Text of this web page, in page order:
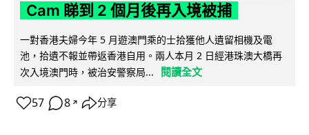
Cam 睇到 2 個月後再入境被捕
一對香港夫婦今年 5 月遊澳門乘的士拾獲他人遺留相機及電
池，拾遺不報並帶返香港自用。兩人本月 2 日經港珠澳大橋再
次入境澳門時，被治安警察局...
閱讀全文
57 8 ↗ 分享